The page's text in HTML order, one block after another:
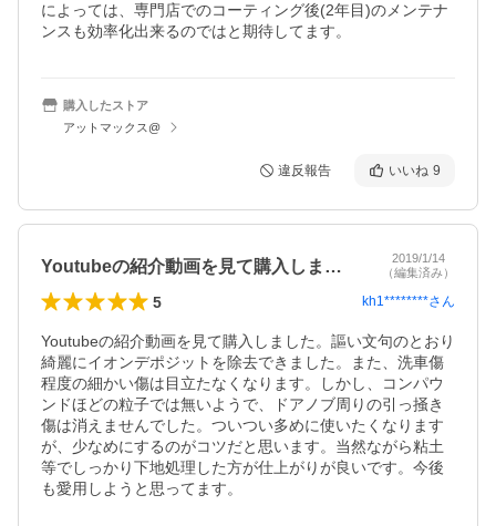
によっては、専門店でのコーティング後(2年目)のメンテナ
ンスも効率化出来るのではと期待してます。
購入したストア
アットマックス@
違反報告 いいね 9
Youtubeの紹介動画を見て購入しま…
2019/1/14
（編集済み）
5 kh1********さん
Youtubeの紹介動画を見て購入しました。謳い文句のとおり
綺麗にイオンデポジットを除去できました。また、洗車傷
程度の細かい傷は目立たなくなります。しかし、コンパウ
ンドほどの粒子では無いようで、ドアノブ周りの引っ掻き
傷は消えませんでした。ついつい多めに使いたくなります
が、少なめにするのがコツだと思います。当然ながら粘土
等でしっかり下地処理した方が仕上がりが良いです。今後
も愛用しようと思ってます。